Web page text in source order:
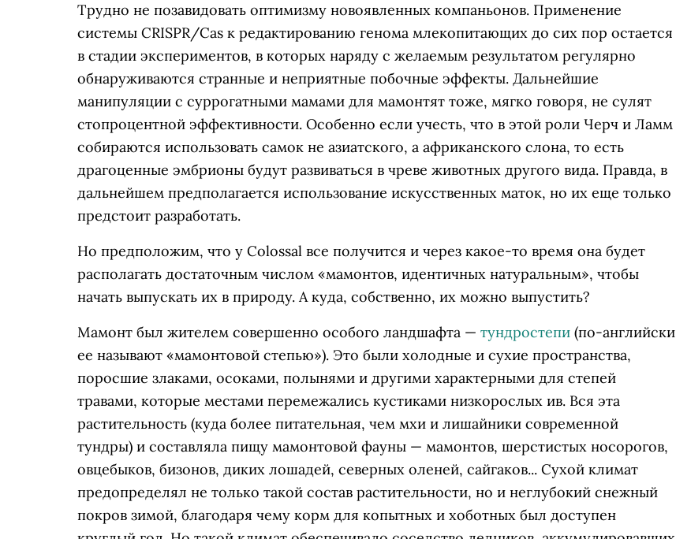
Трудно не позавидовать оптимизму новоявленных компаньонов. Применение
системы CRISPR/Cas к редактированию генома млекопитающих до сих пор остается
в стадии экспериментов, в которых наряду с желаемым результатом регулярно
обнаруживаются странные и неприятные побочные эффекты. Дальнейшие
манипуляции с суррогатными мамами для мамонтят тоже, мягко говоря, не сулят
стопроцентной эффективности. Особенно если учесть, что в этой роли Черч и Ламм
собираются использовать самок не азиатского, а африканского слона, то есть
драгоценные эмбрионы будут развиваться в чреве животных другого вида. Правда, в
дальнейшем предполагается использование искусственных маток, но их еще только
предстоит разработать.
Но предположим, что у Colossal все получится и через какое-то время она будет
располагать достаточным числом «мамонтов, идентичных натуральным», чтобы
начать выпускать их в природу. А куда, собственно, их можно выпустить?
Мамонт был жителем совершенно особого ландшафта — тундростепи (по-английски
ее называют «мамонтовой степью»). Это были холодные и сухие пространства,
поросшие злаками, осоками, полынями и другими характерными для степей
травами, которые местами перемежались кустиками низкорослых ив. Вся эта
растительность (куда более питательная, чем мхи и лишайники современной
тундры) и составляла пищу мамонтовой фауны — мамонтов, шерстистых носорогов,
овцебыков, бизонов, диких лошадей, северных оленей, сайгаков... Сухой климат
предопределял не только такой состав растительности, но и неглубокий снежный
покров зимой, благодаря чему корм для копытных и хоботных был доступен